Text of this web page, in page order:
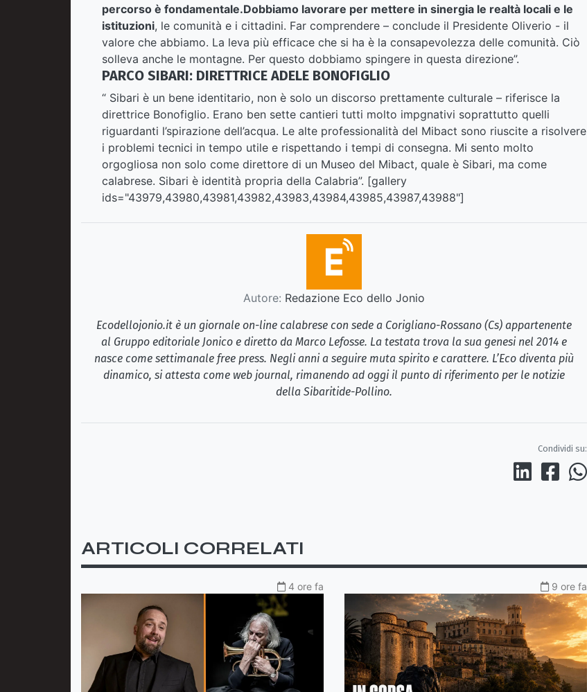
percorso è fondamentale.Dobbiamo lavorare per mettere in sinergia le realtà locali e le
istituzioni, le comunità e i cittadini. Far comprendere – conclude il Presidente Oliverio - il
valore che abbiamo. La leva più efficace che si ha è la consapevolezza delle comunità. Ciò
solleva anche le montagne. Per questo dobbiamo spingere in questa direzione”.
PARCO SIBARI: DIRETTRICE ADELE BONOFIGLIO
“ Sibari è un bene identitario, non è solo un discorso prettamente culturale – riferisce la
direttrice Bonofiglio. Erano ben sette cantieri tutti molto impgnativi soprattutto quelli
riguardanti l’spirazione dell’acqua. Le alte professionalità del Mibact sono riuscite a risolvere
i problemi tecnici in tempo utile e rispettando i tempi di consegna. Mi sento molto
orgogliosa non solo come direttore di un Museo del Mibact, quale è Sibari, ma come
calabrese. Sibari è identità propria della Calabria”. [gallery
ids="43979,43980,43981,43982,43983,43984,43985,43987,43988"]
Autore: Redazione Eco dello Jonio
Ecodellojonio.it è un giornale on-line calabrese con sede a Corigliano-Rossano (Cs) appartenente
al Gruppo editoriale Jonico e diretto da Marco Lefosse. La testata trova la sua genesi nel 2014 e
nasce come settimanale free press. Negli anni a seguire muta spirito e carattere. L’Eco diventa più
dinamico, si attesta come web journal, rimanendo ad oggi il punto di riferimento per le notizie
della Sibaritide-Pollino.
Condividi su:
ARTICOLI CORRELATI
4 ore fa 9 ore fa